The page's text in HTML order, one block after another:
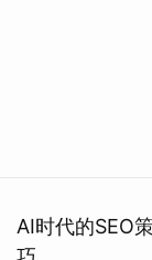
AI时代的SEO